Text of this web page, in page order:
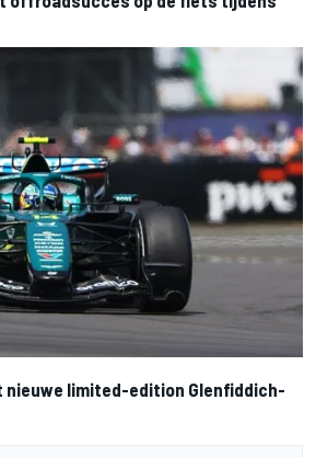
limited-edition Glenfiddich-